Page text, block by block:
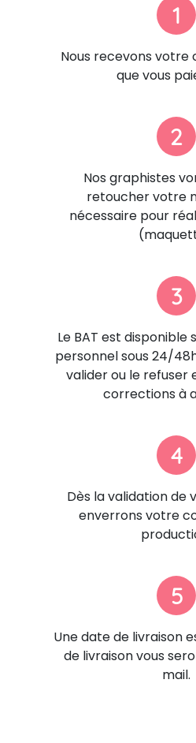
1
Nous recevons votre
que vous
2
Nos graphistes
retoucher votre
nécessaire pour
3
Le BAT est
personnel sous 24/
valider ou le refuser
corrections à
4
Dès la validation de
enverrons votre
5
Une date de livraison
de livraison vous
mail.